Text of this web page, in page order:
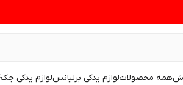
همه محصولاتلوازم یدکی برلیانسلوازم یدکی جکs5 v s3 v j3 v j5 v j4